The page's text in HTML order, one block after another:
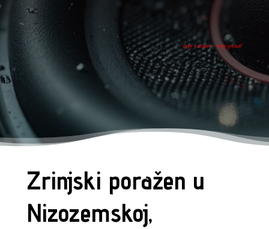
tvoj ritam - tvoj grad
Zrinjski poražen u
Nizozemskoj,